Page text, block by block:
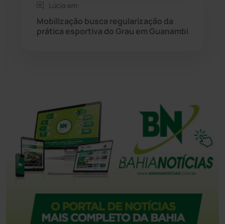
Lúcia em:
Mobilização busca regularização da
prática esportiva do Grau em Guanambi